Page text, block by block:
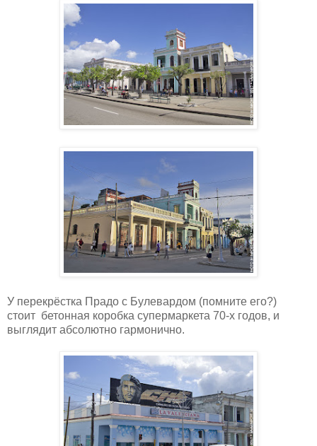
У перекрёстка Прадо с Булевардом (помните его?)
стоит бетонная коробка супермаркета 70-х годов, и
выглядит абсолютно гармонично.